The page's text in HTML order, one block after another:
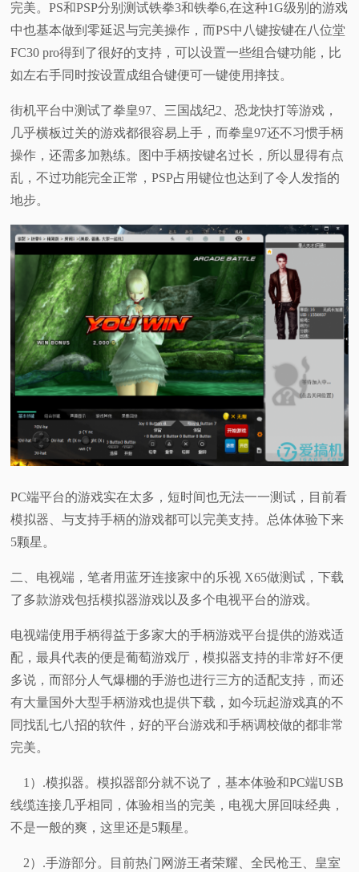
完美。PS和PSP分别测试铁拳3和铁拳6,在这种1G级别的游戏
中也基本做到零延迟与完美操作，而PS中八键按键在八位堂
FC30 pro得到了很好的支持，可以设置一些组合键功能，比
如左右手同时按设置成组合键便可一键使用摔技。
街机平台中测试了拳皇97、三国战纪2、恐龙快打等游戏，
几乎横板过关的游戏都很容易上手，而拳皇97还不习惯手柄
操作，还需多加熟练。图中手柄按键名过长，所以显得有点
乱，不过功能完全正常，PSP占用键位也达到了令人发指的
地步。
PC端平台的游戏实在太多，短时间也无法一一测试，目前看
模拟器、与支持手柄的游戏都可以完美支持。总体体验下来
5颗星。
二、电视端，笔者用蓝牙连接家中的乐视 X65做测试，下载
了多款游戏包括模拟器游戏以及多个电视平台的游戏。
电视端使用手柄得益于多家大的手柄游戏平台提供的游戏适
配，最具代表的便是葡萄游戏厅，模拟器支持的非常好不便
多说，而部分人气爆棚的手游也进行三方的适配支持，而还
有大量国外大型手柄游戏也提供下载，如今玩起游戏真的不
同找乱七八招的软件，好的平台游戏和手柄调校做的都非常
完美。
1）.模拟器。模拟器部分就不说了，基本体验和PC端USB
线缆连接几乎相同，体验相当的完美，电视大屏回味经典，
不是一般的爽，这里还是5颗星。
2）.手游部分。目前热门网游王者荣耀、全民枪王、皇室